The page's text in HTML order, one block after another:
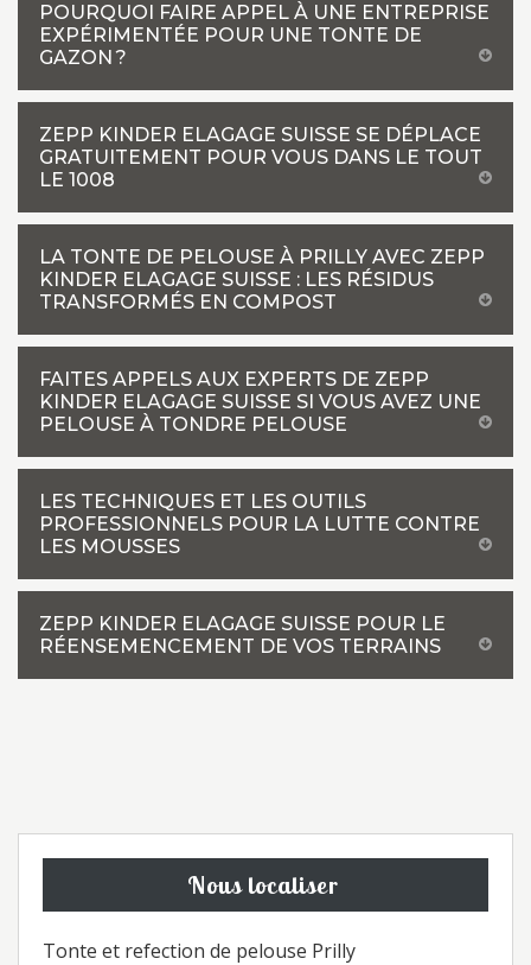
POURQUOI FAIRE APPEL À UNE ENTREPRISE
EXPÉRIMENTÉE POUR UNE TONTE DE
GAZON ?
ZEPP KINDER ELAGAGE SUISSE SE DÉPLACE
GRATUITEMENT POUR VOUS DANS LE TOUT
LE 1008
LA TONTE DE PELOUSE À PRILLY AVEC ZEPP
KINDER ELAGAGE SUISSE : LES RÉSIDUS
TRANSFORMÉS EN COMPOST
FAITES APPELS AUX EXPERTS DE ZEPP
KINDER ELAGAGE SUISSE SI VOUS AVEZ UNE
PELOUSE À TONDRE PELOUSE
LES TECHNIQUES ET LES OUTILS
PROFESSIONNELS POUR LA LUTTE CONTRE
LES MOUSSES
ZEPP KINDER ELAGAGE SUISSE POUR LE
RÉENSEMENCEMENT DE VOS TERRAINS
Nous localiser
Tonte et refection de pelouse Prilly